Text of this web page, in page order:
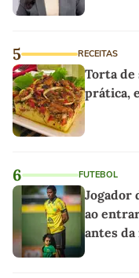
5 RECEITAS
Torta
prática,
6 FUTEBOL
Jogador
ao
antes